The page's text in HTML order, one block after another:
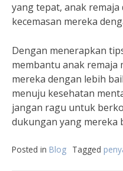
yang tepat, anak
kecemasan mereka
Dengan menerapkan
membantu anak remaja
mereka dengan lebih
menuju kesehatan
jangan ragu untuk
dukungan yang mereka
Posted in Blog Tagged